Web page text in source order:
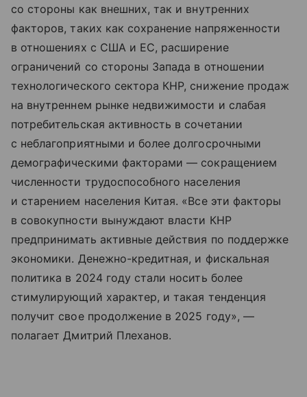
со стороны как внешних, так и внутренних
факторов, таких как сохранение напряженности
в отношениях с США и ЕС, расширение
ограничений со стороны Запада в отношении
технологического сектора КНР, снижение продаж
на внутреннем рынке недвижимости и слабая
потребительская активность в сочетании
с неблагоприятными и более долгосрочными
демографическими факторами — сокращением
численности трудоспособного населения
и старением населения Китая. «Все эти факторы
в совокупности вынуждают власти КНР
предпринимать активные действия по поддержке
экономики. Денежно-кредитная, и фискальная
политика в 2024 году стали носить более
стимулирующий характер, и такая тенденция
получит свое продолжение в 2025 году», —
полагает Дмитрий Плеханов.